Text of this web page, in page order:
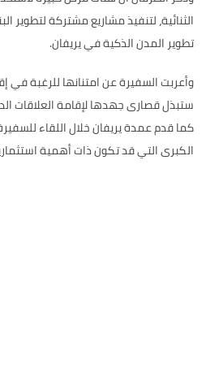
الثنائية، لتنفيذ مشاريع مشتركة لتطوير
تطوير المدن الذكية في يريفان.
وأعربت السفيرة عن امتنانها للرغبة في
ستبذل قصارى جهدها لإقامة العلاقات
كما قدم عمدة يريفان خلال اللقاء
الكبرى التي قد تكون ذات أهمية